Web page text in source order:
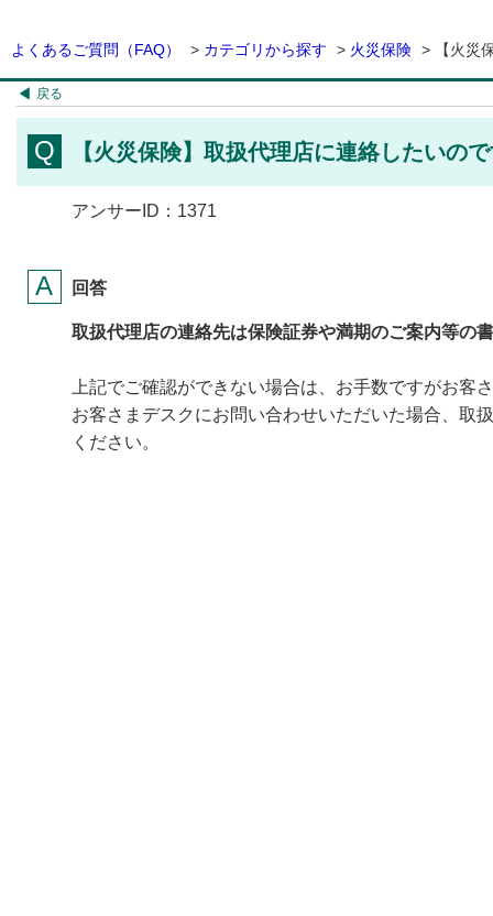
よくあるご質問（FAQ） > カテゴリから探す > 火災保険 > 【火災
戻る
【火災保険】取扱代理店に連絡したいの
アンサーID：1371
回答
取扱代理店の連絡先は保険証券や満期のご案内等の
上記でご確認ができない場合は、お手数ですがお客
お客さまデスクにお問い合わせいただいた場合、取
ください。